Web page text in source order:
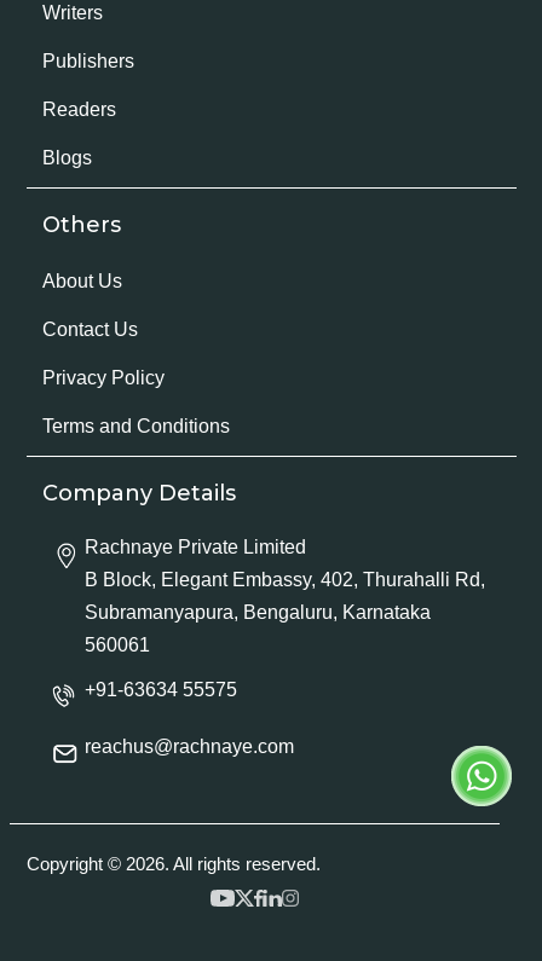
Writers
Publishers
Readers
Blogs
Others
About Us
Contact Us
Privacy Policy
Terms and Conditions
Company Details
Rachnaye Private Limited
B Block, Elegant Embassy, 402, Thurahalli Rd,
Subramanyapura, Bengaluru, Karnataka
560061
+91-63634 55575
reachus@rachnaye.com
Copyright © 2026. All rights reserved.